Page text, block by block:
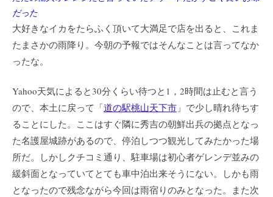
だった
大好きなイカをたらふく頂いて大満足で店を出ると、これま
たまさかの雨降り。今朝の予報ではそんなことは言ってなか
ったな。
Yahoo天気によると30分くらい待つと1，2時間は止むと言う
ので、本土に戻って「道の駅桃山天下市 」で少し晴れ待ちす
ることにした。ここはすぐ隣に秀吉の朝鮮出兵の拠点となっ
た名護屋城跡があるので、停泊しつつ観光してみたかった場
所だ。しかしクチコミ通り、駐車場は初心者ゲレンデ並みの
緩斜面となっていてとても車中泊出来そうにない。しかも雨
となったので残念ながら今回は雨宿りのみとなった。また次